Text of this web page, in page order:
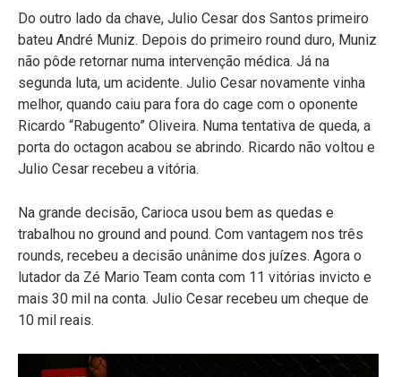
Do outro lado da chave, Julio Cesar dos Santos primeiro
bateu André Muniz. Depois do primeiro round duro, Muniz
não pôde retornar numa intervenção médica. Já na
segunda luta, um acidente. Julio Cesar novamente vinha
melhor, quando caiu para fora do cage com o oponente
Ricardo “Rabugento” Oliveira. Numa tentativa de queda, a
porta do octagon acabou se abrindo. Ricardo não voltou e
Julio Cesar recebeu a vitória.
Na grande decisão, Carioca usou bem as quedas e
trabalhou no ground and pound. Com vantagem nos três
rounds, recebeu a decisão unânime dos juízes. Agora o
lutador da Zé Mario Team conta com 11 vitórias invicto e
mais 30 mil na conta. Julio Cesar recebeu um cheque de
10 mil reais.